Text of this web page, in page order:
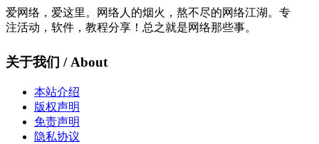
爱网络，爱这里。网络人的烟火，熬不尽的网络江湖。专
注活动，软件，教程分享！总之就是网络那些事。
关于我们 / About
本站介绍
版权声明
免责声明
隐私协议